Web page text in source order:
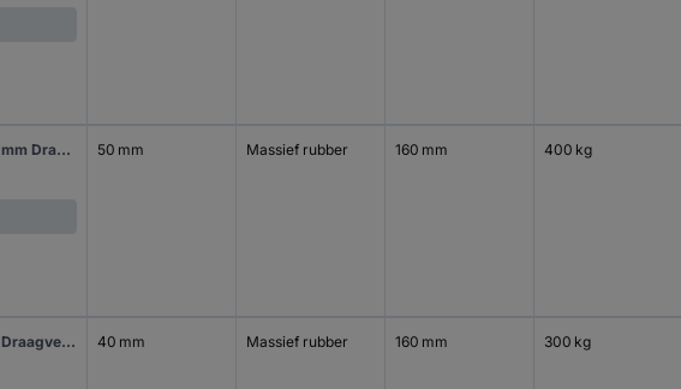
Blickle B-ALEV 160K-SG Bokwiel Wieldiameter: 160 mm Draagvermogen (max.): 400 kg 1 stuk(s) 50 mm Massief rubber 160 mm 400 kg
Blickle B-ALEV 161K Bokwiel Wieldiameter: 160 mm Draagvermogen (max.): 300 kg 1 stuk(s) 40 mm Massief rubber 160 mm 300 kg